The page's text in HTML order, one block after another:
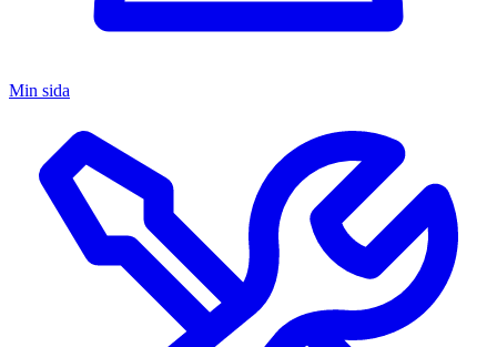
Min sida